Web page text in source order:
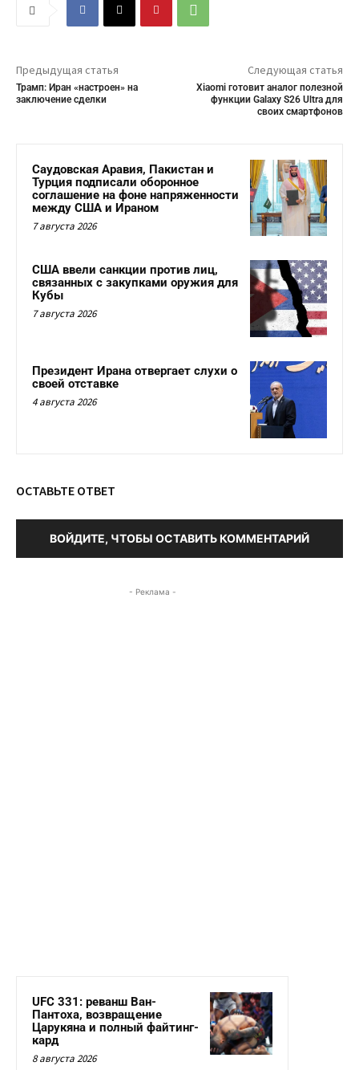
Предыдущая статья
Трамп: Иран «настроен» на
заключение сделки
Следующая статья
Xiaomi готовит аналог полезной
функции Galaxy S26 Ultra для
своих смартфонов
Саудовская Аравия, Пакистан и
Турция подписали оборонное
соглашение на фоне напряженности
между США и Ираном
7 августа 2026
США ввели санкции против лиц,
связанных с закупками оружия для
Кубы
7 августа 2026
Президент Ирана отвергает слухи о
своей отставке
4 августа 2026
ОСТАВЬТЕ ОТВЕТ
ВОЙДИТЕ, ЧТОБЫ ОСТАВИТЬ КОММЕНТАРИЙ
- Реклама -
UFC 331: реванш Ван-
Пантоха, возвращение
Царукяна и полный файтинг-
кард
8 августа 2026